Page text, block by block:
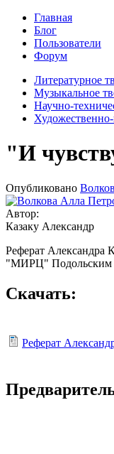
Главная
Блог
Пользователи
Форум
Литературное
Музыкальное
Научно-
"И
Опубликовано
Автор:
Казаку Александр
Реферат Александра
"МИРЦ" Подольским
Скачать:
Реферат